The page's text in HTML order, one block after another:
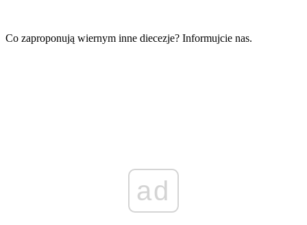
Co zaproponują wiernym inne diecezje? Informujcie nas.
ad